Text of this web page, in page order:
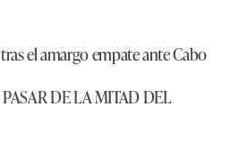
el amargo empate ante Cabo
DE LA MITAD DEL